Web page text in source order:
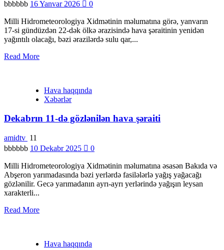
bbbbbb 16 Yanvar 2026 0
Milli Hidrometeorologiya Xidmətinin məlumatına görə, yanvarın
17-si gündüzdən 22-dək ölkə ərazisində hava şəraitinin yenidən
yağıntılı olacağı, bəzi ərazilərdə sulu qar,...
Read More
Hava haqqında
Xəbərlər
Dekabrın 11-də gözlənilən hava şəraiti
amidtv 11
bbbbbb 10 Dekabr 2025 0
Milli Hidrometeorologiya Xidmətinin məlumatına əsasən Bakıda və
Abşeron yarımadasında bəzi yerlərdə fasilələrlə yağış yağacağı
gözlənilir. Gecə yarımadanın ayrı-ayrı yerlərində yağışın leysan
xarakterli...
Read More
Hava haqqında